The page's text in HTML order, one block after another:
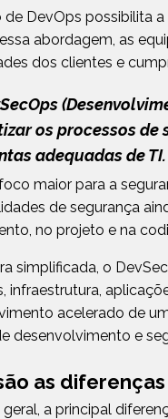
DevOps possibilita
abordagem, as
dos clientes e
os processos de
adequadas de TI.
maior para a
de segurança
no projeto e na
simplificada, o
infraestrutura,
acelerado de
desenvolvimento e
as
a principal